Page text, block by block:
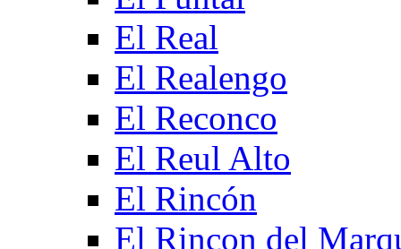
El Real
El Realengo
El Reconco
El Reul Alto
El Rincón
El Rincon del